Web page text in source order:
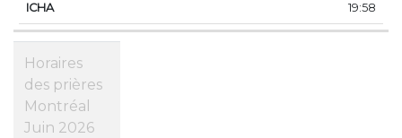
19:58
Horaires
des prières
Montréal
Juin 2026